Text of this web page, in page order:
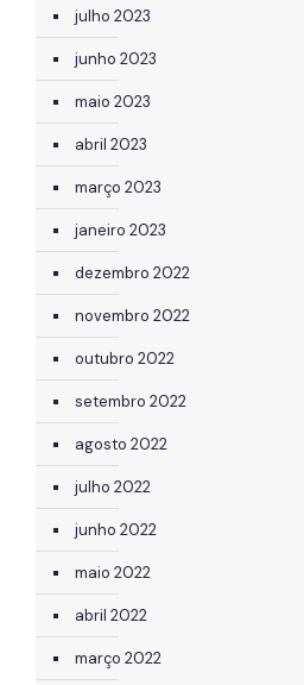
julho 2023
junho 2023
maio 2023
abril 2023
março 2023
janeiro 2023
dezembro 2022
novembro 2022
outubro 2022
setembro 2022
agosto 2022
julho 2022
junho 2022
maio 2022
abril 2022
março 2022